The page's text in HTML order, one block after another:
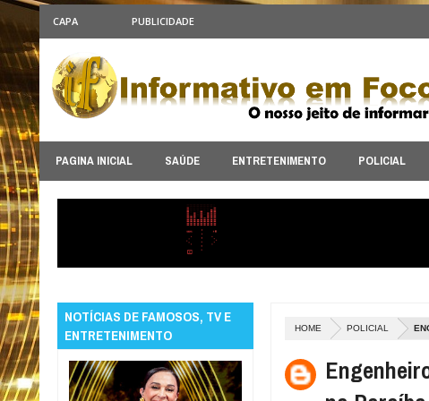
CAPA PUBLICIDADE
PAGINA INICIAL SAÚDE ENTRETENIMENTO POLICIAL
HOME POLICIAL
NOTÍCIAS DE FAMOSOS, TV E
ENTRETENIMENTO